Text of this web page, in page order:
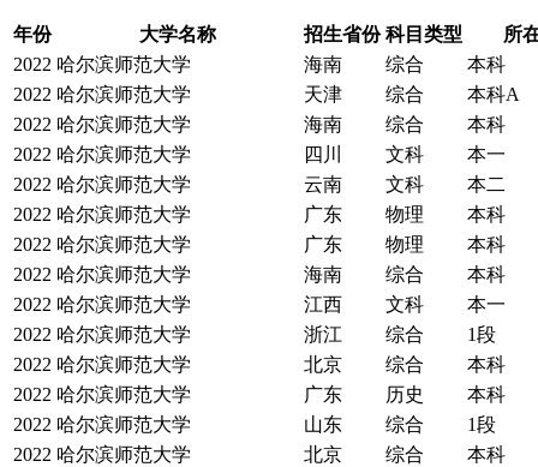
年份 大学名称 招生省份 科目类型
所
2022 哈尔滨师范大学 海南 综合
本科
2022 哈尔滨师范大学 天津 综合
本科A
2022 哈尔滨师范大学 海南 综合
本科
2022 哈尔滨师范大学 四川 文科
本一
2022 哈尔滨师范大学 云南 文科
本二
2022 哈尔滨师范大学 广东 物理
本科
2022 哈尔滨师范大学 广东 物理
本科
2022 哈尔滨师范大学 海南 综合
本科
2022 哈尔滨师范大学 江西 文科
本一
2022 哈尔滨师范大学 浙江 综合
1段
2022 哈尔滨师范大学 北京 综合
本科
2022 哈尔滨师范大学 广东 历史
本科
2022 哈尔滨师范大学 山东 综合
1段
2022 哈尔滨师范大学 北京 综合
本科